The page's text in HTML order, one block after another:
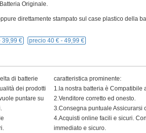
Originale.
direttamente stampato sul case plastico della
39,99 € precio 40 € - 49,99 €
di batterie
dei prodotti
puntare su
caratteristica prominente:
1.la nostra batteria è Compatibile
2.Venditore corretto ed onesto.
3.Consegna puntuale Assicurarsi
4.Acquisti online facili e sicuri.
immediato e sicuro.